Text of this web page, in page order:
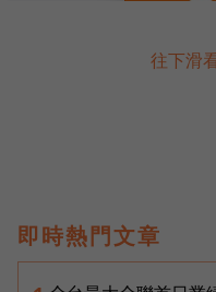
往下滑
即時熱門文章